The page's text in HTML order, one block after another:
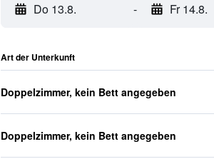
Do 13.8. - Fr 14.8.
Art der Unterkunft
Doppelzimmer, kein Bett angegeben
Doppelzimmer, kein Bett angegeben